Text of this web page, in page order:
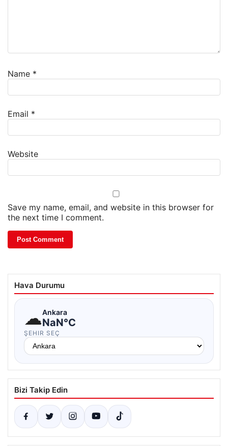
Name *
Email *
Website
Save my name, email, and website in this browser for
the next time I comment.
Hava Durumu
☁Ankara
NaN°C
ŞEHIR SEÇ
Bizi Takip Edin